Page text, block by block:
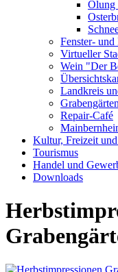
Ölung
Fenster-
Virtueller
Wein "Der
Landkreis
Grabengärten
Repair-Café
Kultur, Freizeit
Tourismus
Handel und
Downloads